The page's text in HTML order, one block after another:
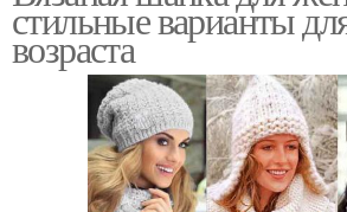
стильные варианты
возраста